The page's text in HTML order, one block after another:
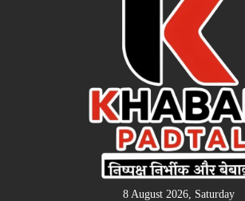
8 August 2026, Saturday